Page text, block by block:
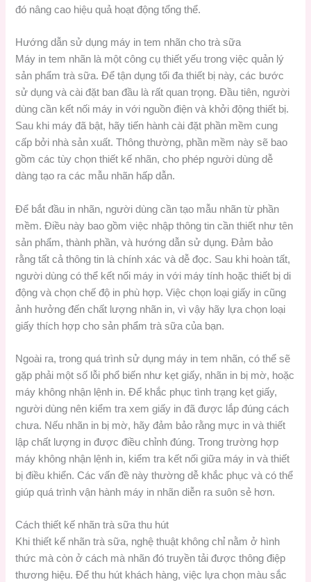
đó nâng cao hiệu quả hoạt động tổng thể.
Hướng dẫn sử dụng máy in tem nhãn cho trà sữa
Máy in tem nhãn là một công cụ thiết yếu trong việc quản lý
sản phẩm trà sữa. Để tận dụng tối đa thiết bị này, các bước
sử dụng và cài đặt ban đầu là rất quan trọng. Đầu tiên, người
dùng cần kết nối máy in với nguồn điện và khởi động thiết bị.
Sau khi máy đã bật, hãy tiến hành cài đặt phần mềm cung
cấp bởi nhà sản xuất. Thông thường, phần mềm này sẽ bao
gồm các tùy chọn thiết kế nhãn, cho phép người dùng dễ
dàng tạo ra các mẫu nhãn hấp dẫn.
Để bắt đầu in nhãn, người dùng cần tạo mẫu nhãn từ phần
mềm. Điều này bao gồm việc nhập thông tin cần thiết như tên
sản phẩm, thành phần, và hướng dẫn sử dụng. Đảm bảo
rằng tất cả thông tin là chính xác và dễ đọc. Sau khi hoàn tất,
người dùng có thể kết nối máy in với máy tính hoặc thiết bị di
động và chọn chế độ in phù hợp. Việc chọn loại giấy in cũng
ảnh hưởng đến chất lượng nhãn in, vì vậy hãy lựa chọn loại
giấy thích hợp cho sản phẩm trà sữa của bạn.
Ngoài ra, trong quá trình sử dụng máy in tem nhãn, có thể sẽ
gặp phải một số lỗi phổ biến như kẹt giấy, nhãn in bị mờ, hoặc
máy không nhận lệnh in. Để khắc phục tình trạng kẹt giấy,
người dùng nên kiểm tra xem giấy in đã được lắp đúng cách
chưa. Nếu nhãn in bị mờ, hãy đảm bảo rằng mực in và thiết
lập chất lượng in được điều chỉnh đúng. Trong trường hợp
máy không nhận lệnh in, kiểm tra kết nối giữa máy in và thiết
bị điều khiển. Các vấn đề này thường dễ khắc phục và có thể
giúp quá trình vận hành máy in nhãn diễn ra suôn sẻ hơn.
Cách thiết kế nhãn trà sữa thu hút
Khi thiết kế nhãn trà sữa, nghệ thuật không chỉ nằm ở hình
thức mà còn ở cách mà nhãn đó truyền tải được thông điệp
thương hiệu. Để thu hút khách hàng, việc lựa chọn màu sắc